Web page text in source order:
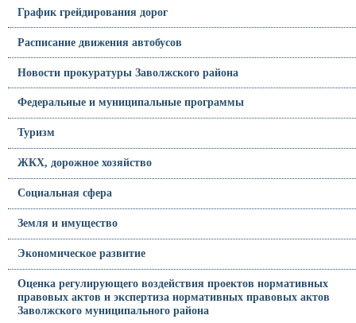
График грейдирования дорог
Расписание движения автобусов
Новости прокуратуры Заволжского района
Федеральные и муниципальные программы
Туризм
ЖКХ, дорожное хозяйство
Социальная сфера
Земля и имущество
Экономическое развитие
Оценка регулирующего воздействия проектов нормативных
правовых актов и экспертиза нормативных правовых актов
Заволжского муниципального района